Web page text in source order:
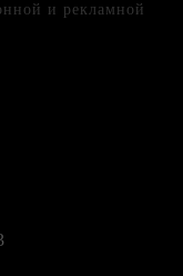
и рекламной